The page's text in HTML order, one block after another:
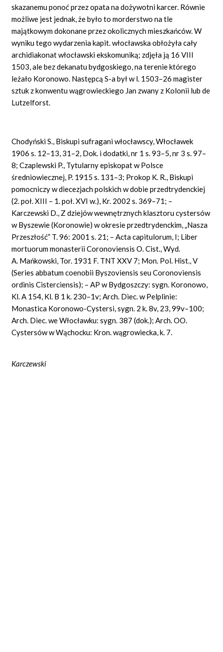
skazanemu ponoć przez opata na dożywotni karcer. Równie
możliwe jest jednak, że było to morderstwo na tle
majątkowym dokonane przez okolicznych mieszkańców. W
wyniku tego wydarzenia kapit. włocławska obłożyła cały
archidiakonat włocławski ekskomuniką; zdjęła ją 16 VIII
1503, ale bez dekanatu bydgoskiego, na terenie którego
leżało Koronowo. Następcą S-a był w l. 1503–26 magister
sztuk z konwentu wągrowieckiego Jan zwany z Kolonii lub de
Lutzelforst.
Chodyński S., Biskupi sufragani włocławscy, Włocławek
1906 s. 12–13, 31–2, Dok. i dodatki, nr 1 s. 93–5, nr 3 s. 97–
8; Czaplewski P., Tytularny episkopat w Polsce
średniowiecznej, P. 1915 s. 131–3; Prokop K. R., Biskupi
pomocniczy w diecezjach polskich w dobie przedtrydenckiej
(2. poł. XIII – 1. poł. XVI w.), Kr. 2002 s. 369–71; –
Karczewski D., Z dziejów wewnętrznych klasztoru cystersów
w Byszewie (Koronowie) w okresie przedtrydenckim, „Nasza
Przeszłość” T. 96: 2001 s. 21; – Acta capitulorum, I; Liber
mortuorum monasterii Coronoviensis O. Cist., Wyd.
A. Mańkowski, Tor. 1931 F. TNT XXV 7; Mon. Pol. Hist., V
(Series abbatum coenobii Byszoviensis seu Coronoviensis
ordinis Cisterciensis); – AP w Bydgoszczy: sygn. Koronowo,
Kl. A 154, Kl. B 1 k. 230–1v; Arch. Diec. w Pelplinie:
Monastica Koronowo-Cystersi, sygn. 2 k. 8v, 23, 99v–100;
Arch. Diec. we Włocławku: sygn. 387 (dok.); Arch. OO.
Cystersów w Wąchocku: Kron. wągrowiecka, k. 7.
Karczewski